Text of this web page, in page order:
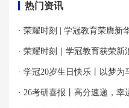
热门资讯
· 荣耀时刻 | 学冠教育荣膺新
优秀案例”殊荣！
· 荣耀时刻｜学冠教育获荣新
牌！
· 学冠20岁生日快乐丨以梦为
· 26考研喜报丨高分速递，幸